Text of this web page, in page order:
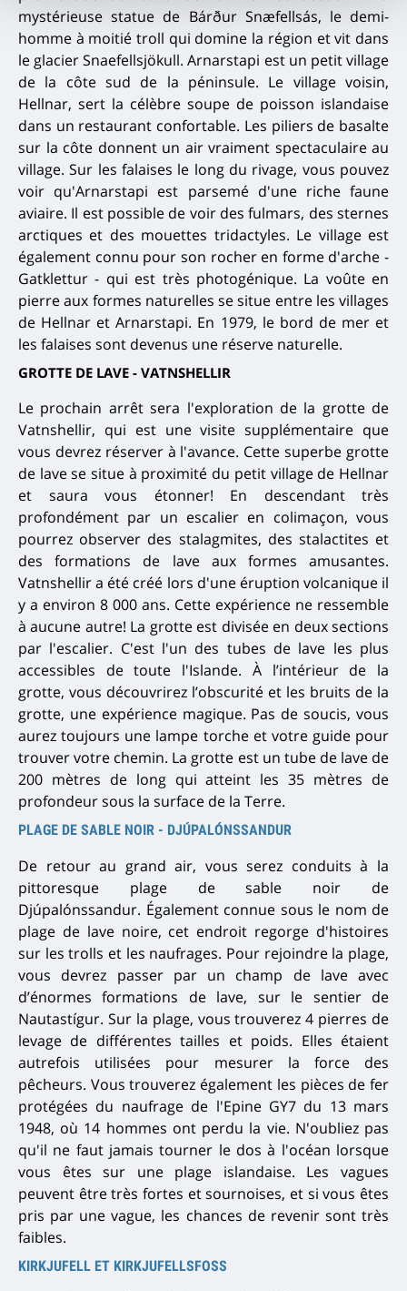
mystérieuse statue de Bárður Snæfellsás, le demi-
homme à moitié troll qui domine la région et vit dans
le glacier Snaefellsjökull. Arnarstapi est un petit village
de la côte sud de la péninsule. Le village voisin,
Hellnar, sert la célèbre soupe de poisson islandaise
dans un restaurant confortable. Les piliers de basalte
sur la côte donnent un air vraiment spectaculaire au
village. Sur les falaises le long du rivage, vous pouvez
voir qu'Arnarstapi est parsemé d'une riche faune
aviaire. Il est possible de voir des fulmars, des sternes
arctiques et des mouettes tridactyles. Le village est
également connu pour son rocher en forme d'arche -
Gatklettur - qui est très photogénique. La voûte en
pierre aux formes naturelles se situe entre les villages
de Hellnar et Arnarstapi. En 1979, le bord de mer et
les falaises sont devenus une réserve naturelle.
GROTTE DE LAVE - VATNSHELLIR
Le prochain arrêt sera l'exploration de la grotte de
Vatnshellir, qui est une visite supplémentaire que
vous devrez réserver à l'avance. Cette superbe grotte
de lave se situe à proximité du petit village de Hellnar
et saura vous étonner! En descendant très
profondément par un escalier en colimaçon, vous
pourrez observer des stalagmites, des stalactites et
des formations de lave aux formes amusantes.
Vatnshellir a été créé lors d'une éruption volcanique il
y a environ 8 000 ans. Cette expérience ne ressemble
à aucune autre! La grotte est divisée en deux sections
par l'escalier. C'est l'un des tubes de lave les plus
accessibles de toute l'Islande. À l’intérieur de la
grotte, vous découvrirez l’obscurité et les bruits de la
grotte, une expérience magique. Pas de soucis, vous
aurez toujours une lampe torche et votre guide pour
trouver votre chemin. La grotte est un tube de lave de
200 mètres de long qui atteint les 35 mètres de
profondeur sous la surface de la Terre.
PLAGE DE SABLE NOIR - DJÚPALÓNSSANDUR
De retour au grand air, vous serez conduits à la
pittoresque plage de sable noir de
Djúpalónssandur. Également connue sous le nom de
plage de lave noire, cet endroit regorge d'histoires
sur les trolls et les naufrages. Pour rejoindre la plage,
vous devrez passer par un champ de lave avec
d’énormes formations de lave, sur le sentier de
Nautastígur. Sur la plage, vous trouverez 4 pierres de
levage de différentes tailles et poids. Elles étaient
autrefois
utilisées pour mesurer la force des
pêcheurs. Vous trouverez également les pièces de fer
protégées du naufrage de l'Epine GY7 du 13 mars
1948, où 14 hommes ont perdu la vie. N'oubliez pas
qu'il ne faut jamais tourner le dos à l'océan lorsque
vous êtes sur une plage islandaise.
Les vagues
peuvent être très fortes et sournoises, et si vous êtes
pris par une vague, les chances de revenir sont très
faibles.
KIRKJUFELL ET KIRKJUFELLSFOSS